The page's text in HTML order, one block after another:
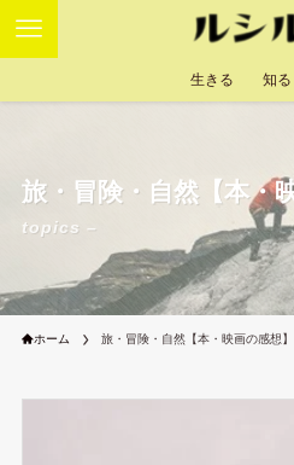
生きる 知る
旅・冒険・自然【本・
topics –
ホーム 旅・冒険・自然【本・映画の感想】